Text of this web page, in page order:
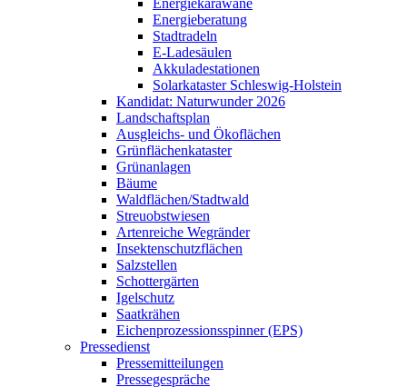
Energiekarawane
Energieberatung
Stadtradeln
E-Ladesäulen
Akkuladestationen
Solarkataster Schleswig-Holstein
Kandidat: Naturwunder 2026
Landschaftsplan
Ausgleichs- und Ökoflächen
Grünflächenkataster
Grünanlagen
Bäume
Waldflächen/Stadtwald
Streuobstwiesen
Artenreiche Wegränder
Insektenschutzflächen
Salzstellen
Schottergärten
Igelschutz
Saatkrähen
Eichenprozessionsspinner (EPS)
Pressedienst
Pressemitteilungen
Pressegespräche